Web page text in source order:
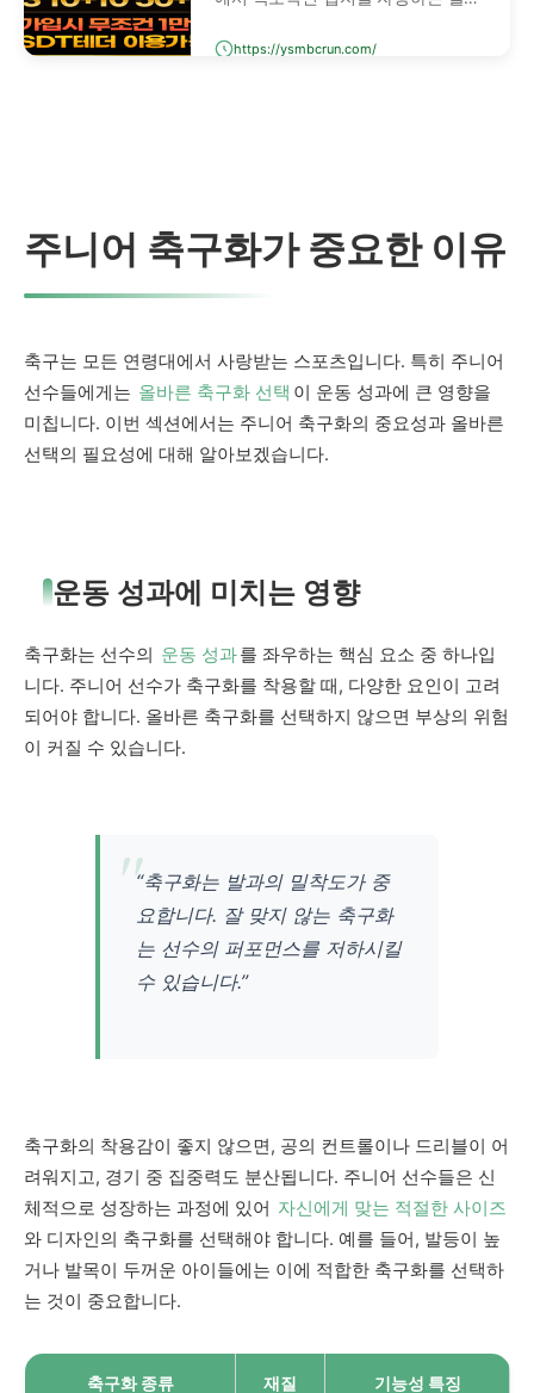
400여 개 검증사이트에서 안전성을
https://ysmbcrun.com/
주니어 축구화가 중요한 이유
축구는 모든 연령대에서 사랑받는 스포츠입니다. 특히 주니어
선수들에게는 올바른 축구화 선택 이 운동 성과에 큰 영향을
미칩니다. 이번 섹션에서는 주니어 축구화의 중요성과 올바른
선택의 필요성에 대해 알아보겠습니다.
운동 성과에 미치는 영향
축구화는 선수의 운동 성과를 좌우하는 핵심 요소 중 하나입
니다. 주니어 선수가 축구화를 착용할 때, 다양한 요인이 고려
되어야 합니다. 올바른 축구화를 선택하지 않으면 부상의 위험
이 커질 수 있습니다.
“축구화는 발과의 밀착도가 중
요합니다. 잘 맞지 않는 축구화
는 선수의 퍼포먼스를 저하시킬
수 있습니다.”
축구화의 착용감이 좋지 않으면, 공의 컨트롤이나 드리블이 어
려워지고, 경기 중 집중력도 분산됩니다. 주니어 선수들은 신
체적으로 성장하는 과정에 있어 자신에게 맞는 적절한 사이즈
와 디자인의 축구화를 선택해야 합니다. 예를 들어, 발등이 높
거나 발목이 두꺼운 아이들에는 이에 적합한 축구화를 선택하
는 것이 중요합니다.
축구화 종류 재질 기능성 특징